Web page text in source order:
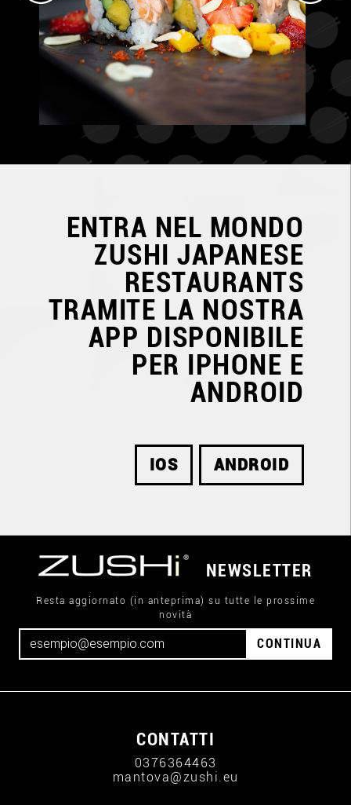
ENTRA NEL MONDO
ZUSHI JAPANESE
RESTAURANTS
TRAMITE LA NOSTRA
APP DISPONIBILE
PER IPHONE E
ANDROID
IOS ANDROID
NEWSLETTER
Resta aggiornato (in anteprima) su tutte le prossime
novità
CONTINUA
CONTATTI
0376364463
mantova@zushi.eu